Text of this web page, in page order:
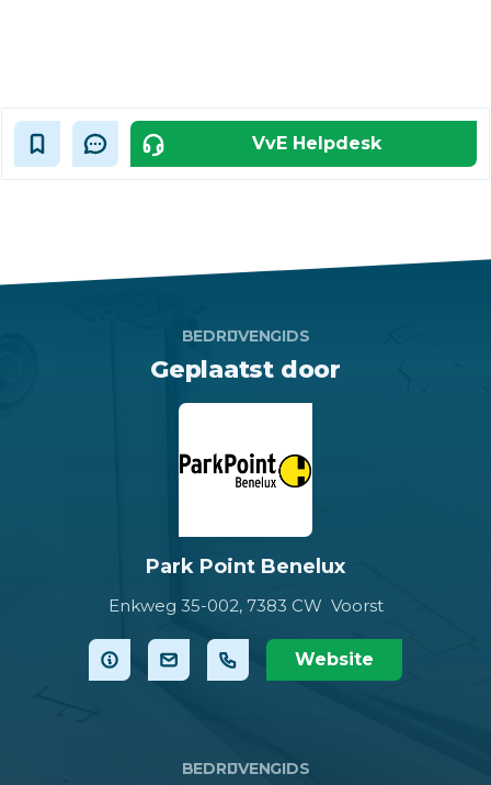
VvE Helpdesk
BEDRIJVENGIDS
Geplaatst door
Park Point Benelux
Enkweg 35-002, 7383 CW Voorst
Website
BEDRIJVENGIDS